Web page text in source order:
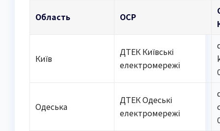
Область ОСР
Київ
ДТЕК Київські
електромережі
Одеська
ДТЕК Одеські
електромережі